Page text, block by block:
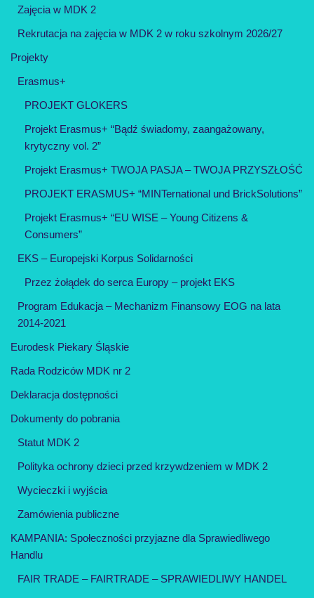
Zajęcia w MDK 2
Rekrutacja na zajęcia w MDK 2 w roku szkolnym 2026/27
Projekty
Erasmus+
PROJEKT GLOKERS
Projekt Erasmus+ “Bądź świadomy, zaangażowany,
krytyczny vol. 2”
Projekt Erasmus+ TWOJA PASJA – TWOJA PRZYSZŁOŚĆ
PROJEKT ERASMUS+ “MINTernational und BrickSolutions”
Projekt Erasmus+ “EU WISE – Young Citizens &
Consumers”
EKS – Europejski Korpus Solidarności
Przez żołądek do serca Europy – projekt EKS
Program Edukacja – Mechanizm Finansowy EOG na lata
2014-2021
Eurodesk Piekary Śląskie
Rada Rodziców MDK nr 2
Deklaracja dostępności
Dokumenty do pobrania
Statut MDK 2
Polityka ochrony dzieci przed krzywdzeniem w MDK 2
Wycieczki i wyjścia
Zamówienia publiczne
KAMPANIA: Społeczności przyjazne dla Sprawiedliwego
Handlu
FAIR TRADE – FAIRTRADE – SPRAWIEDLIWY HANDEL